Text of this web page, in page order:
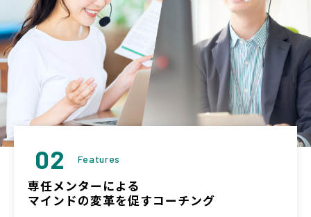
02 Features
専任メンターによる
マインドの変革を促すコーチング